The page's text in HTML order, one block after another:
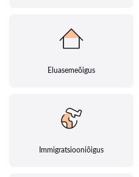
Eluasemeõigus
Immigratsiooniõigus